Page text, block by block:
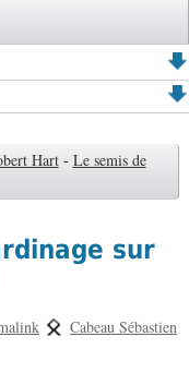
Hart - Le semis de
sur
Cabeau Sébastien